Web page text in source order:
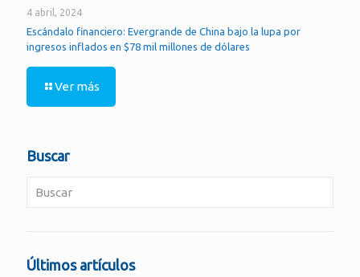
4 abril, 2024
Escándalo financiero: Evergrande de China bajo la lupa por
ingresos inflados en $78 mil millones de dólares
Ver más
Buscar
Últimos artículos